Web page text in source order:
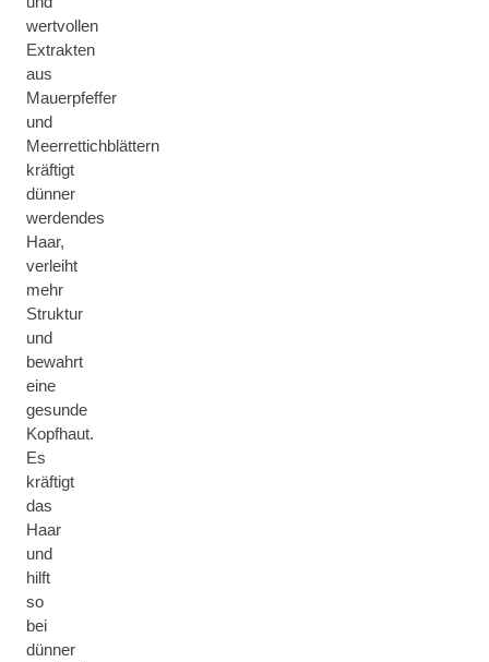
wertvollen
Extrakten
aus
Mauerpfeffer
und
Meerrettichblättern
kräftigt
dünner
werdendes
Haar,
verleiht
mehr
Struktur
und
bewahrt
eine
gesunde
Kopfhaut.
Es
kräftigt
das
Haar
und
hilft
so
bei
dünner